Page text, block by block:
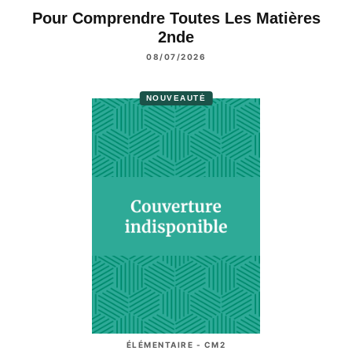
Pour Comprendre Toutes Les Matières
2nde
08/07/2026
NOUVEAUTÉ
ÉLÉMENTAIRE - CM2